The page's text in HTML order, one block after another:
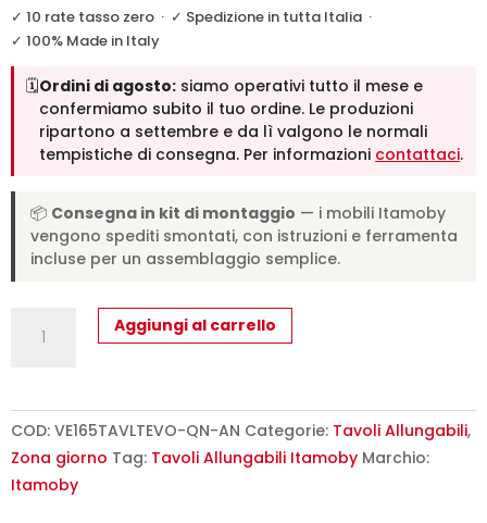
✓ 10 rate tasso zero · ✓ Spedizione in tutta Italia ·
✓ 100% Made in Italy
🗓️Ordini di agosto: siamo operativi tutto il mese e
confermiamo subito il tuo ordine. Le produzioni
ripartono a settembre e da lì valgono le normali
tempistiche di consegna. Per informazioni contattaci.
📦 Consegna in kit di montaggio — i mobili Itamoby
vengono spediti smontati, con istruzioni e ferramenta
incluse per un assemblaggio semplice.
allungabile
Volantis
Evolution
quercia
Aggiungi al carrello
COD: VE165TAVLTEVO-QN-AN Categorie: Tavoli Allungabili,
Zona giorno Tag: Tavoli Allungabili Itamoby Marchio:
Itamoby